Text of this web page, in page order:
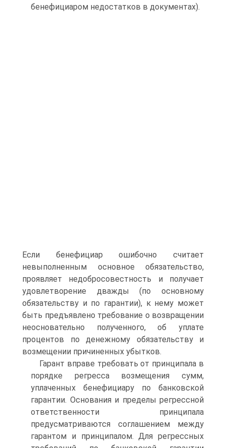
бенефициаром недостатков в документах).
Если бенефициар ошибочно считает
невыполненным основное обязательство,
проявляет недобросовестность и получает
удовлетворение дважды (по основному
обязательству и по гарантии), к нему может
быть предъявлено требование о возвращении
неосновательно полученного, об уплате
процентов по денежному обязательству и
возмещении причиненных убытков.
Гарант вправе требовать от принципала в
порядке регресса возмещения сумм,
уплаченных бенефициару по банковской
гарантии. Основания и пределы регрессной
ответственности принципала
предусматриваются соглашением между
гарантом и принципалом. Для регрессных